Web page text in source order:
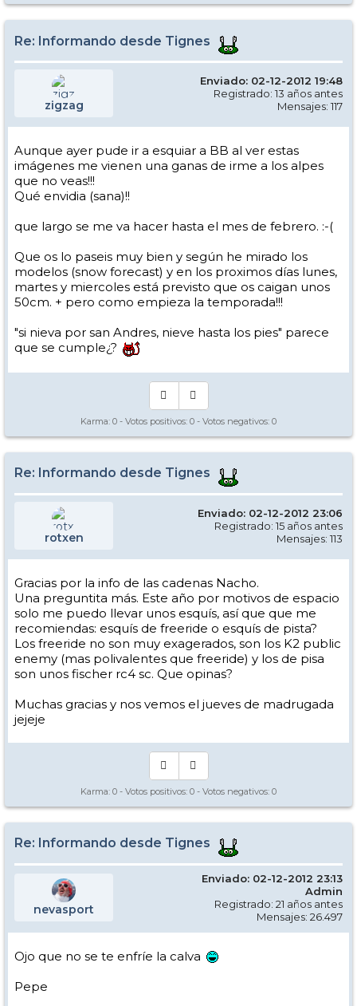
Re: Informando desde Tignes
zigzag
Enviado: 02-12-2012 19:48
Registrado: 13 años antes
Mensajes: 117
Aunque ayer pude ir a esquiar a BB al ver estas
imágenes me vienen una ganas de irme a los alpes
que no veas!!!
Qué envidia (sana)!!
que largo se me va hacer hasta el mes de febrero. :-(
Que os lo paseis muy bien y según he mirado los
modelos (snow forecast) y en los proximos días lunes,
martes y miercoles está previsto que os caigan unos
50cm. + pero como empieza la temporada!!!
"si nieva por san Andres, nieve hasta los pies" parece
que se cumple¿?
Karma: 0 - Votos positivos: 0 - Votos negativos: 0
Re: Informando desde Tignes
rotxen
Enviado: 02-12-2012 23:06
Registrado: 15 años antes
Mensajes: 113
Gracias por la info de las cadenas Nacho.
Una preguntita más. Este año por motivos de espacio
solo me puedo llevar unos esquís, así que que me
recomiendas: esquís de freeride o esquís de pista?
Los freeride no son muy exagerados, son los K2 public
enemy (mas polivalentes que freeride) y los de pisa
son unos fischer rc4 sc. Que opinas?
Muchas gracias y nos vemos el jueves de madrugada
jejeje
Karma: 0 - Votos positivos: 0 - Votos negativos: 0
Re: Informando desde Tignes
nevasport
Enviado: 02-12-2012 23:13
Admin
Registrado: 21 años antes
Mensajes: 26.497
Ojo que no se te enfríe la calva
Pepe